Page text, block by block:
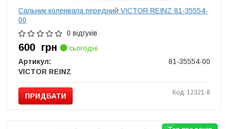
Сальник коленвала передний VICTOR REINZ 81-35554-
00
0 відгуків
600 грн
сьогодні
Артикул:
81-35554-00
VICTOR REINZ
ПРИДБАТИ Код: 12321-8